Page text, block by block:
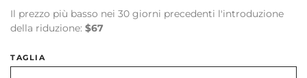
Il prezzo più basso nei 30 giorni precedenti l'introduzione
della riduzione: $67
TAGLIA